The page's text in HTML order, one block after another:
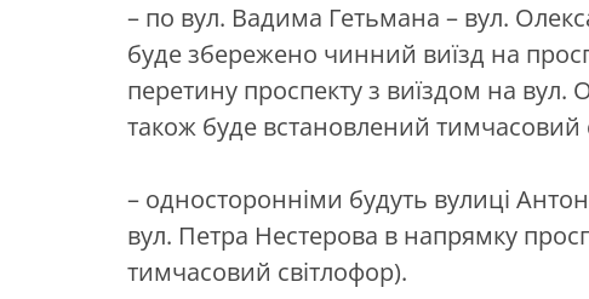
– по вул. Вадима Гетьмана – вул.
буде збережено чинний виїзд на
перетину проспекту з виїздом на вул.
також буде встановлений тимчасовий
– односторонніми будуть вулиці
вул. Петра Нестерова в напрямку
тимчасовий світлофор).